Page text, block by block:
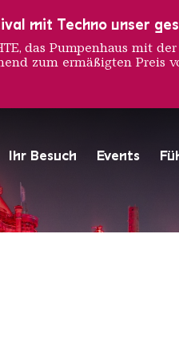
Ihr Besuch Events
Hochofengruppe in Rot
Copyright: Weltkulturerbe
mit Techno unser
das Pumpenhaus mit
zum ermäßigten Preis